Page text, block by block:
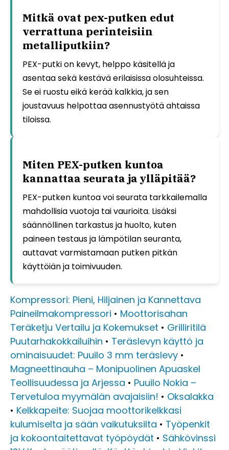
Mitkä ovat pex-putken edut
verrattuna perinteisiin
metalliputkiin?
PEX-putki on kevyt, helppo käsitellä ja
asentaa sekä kestävä erilaisissa olosuhteissa.
Se ei ruostu eikä kerää kalkkia, ja sen
joustavuus helpottaa asennustyötä ahtaissa
tiloissa.
Miten PEX-putken kuntoa
kannattaa seurata ja ylläpitää?
PEX-putken kuntoa voi seurata tarkkailemalla
mahdollisia vuotoja tai vaurioita. Lisäksi
säännöllinen tarkastus ja huolto, kuten
paineen testaus ja lämpötilan seuranta,
auttavat varmistamaan putken pitkän
käyttöiän ja toimivuuden.
Kompressori: Pieni, Hiljainen ja Kannettava
Paineilmakompressori • Moottorisahan
Teräketju Vertailu ja Kokemukset • Grilliritilä
Puutarhakokkailuihin • Teräslevyn käyttö ja
ominaisuudet: Puuilo 3 mm teräslevy •
Magneettinauha – Monipuolinen Apuaskel
Teollisuudessa ja Arjessa • Puuilo Nokia –
Tervetuloa myymälän avajaisiin! • Oksalakka
• Kelkkapeite: Suojaa moottorikelkkasi
kulumiselta ja sään vaikutuksilta • Työpenkit
ja kokoontaitettavat työpöydät • Sähkövinssi